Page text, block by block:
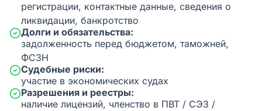
регистрации, контактные данные, сведения о
ликвидации, банкротство
Долги и обязательства:
задолженность перед бюджетом, таможней,
ФСЗН
Судебные риски:
участие в экономических судах
Разрешения и реестры:
наличие лицензий, членство в ПВТ / СЭЗ /